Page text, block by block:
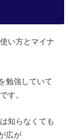
い方とマイナ
勉強していて
す。
知らなくても
広が